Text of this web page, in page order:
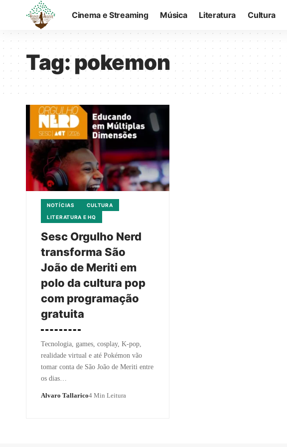
Cinema e Streaming Música Literatura Cultura
Tag:pokemon
NOTÍCIAS
CULTURA
LITERATURA E HQ
Sesc Orgulho Nerd
transforma São
João de Meriti em
polo da cultura pop
com programação
gratuita
Tecnologia, games, cosplay, K-pop,
realidade virtual e até Pokémon vão
tomar conta de São João de Meriti entre
os dias…
Alvaro Tallarico4 Min Leitura